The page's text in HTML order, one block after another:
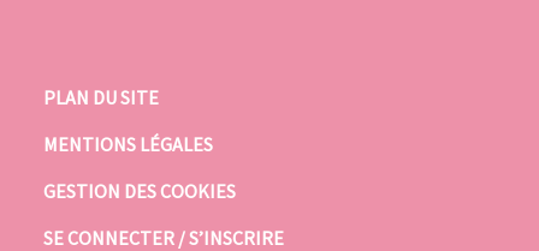
PLAN DU SITE
MENTIONS LÉGALES
GESTION DES COOKIES
SE CONNECTER / S’INSCRIRE